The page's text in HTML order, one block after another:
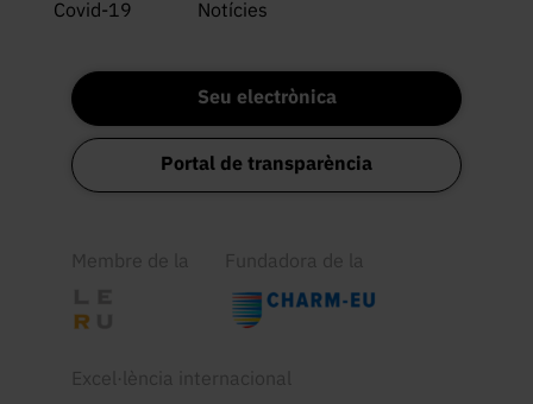
Covid-19
Notícies
Seu electrònica
Portal de transparència
Membre de la Fundadora de la
Excel·lència internacional